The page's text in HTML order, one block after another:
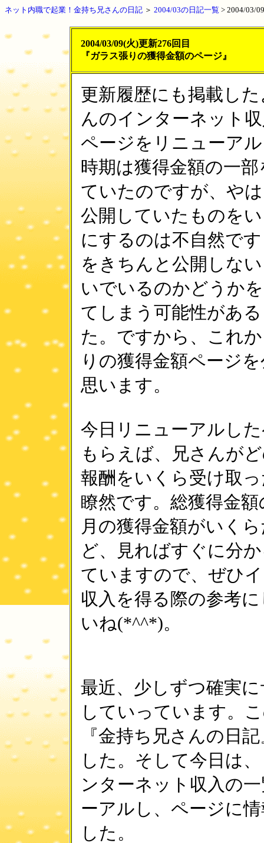
ネット内職で起業！金持ち兄さんの日記 ＞ 2004/03の日記一覧 > 2004/03/
2004/03/09(火)更新276回目
『ガラス張りの獲得金額のページ』
更新履歴にも掲載し
んのインターネット
ページをリニューア
時期は獲得金額の一
ていたのですが、や
公開していたものを
にするのは不自然で
をきちんと公開しな
いでいるのかどうか
てしまう可能性があ
た。ですから、これ
りの獲得金額ページ
思います。
今日リニューアルし
もらえば、兄さんが
報酬をいくら受け取
瞭然です。総獲得金
月の獲得金額がいく
ど、見ればすぐに分
ていますので、ぜひ
収入を得る際の参考
いね(*^^*)。
最近、少しずつ確実
していっています。
『金持ち兄さんの日
した。そして今日は
ンターネット収入の
ーアルし、ページに
した。